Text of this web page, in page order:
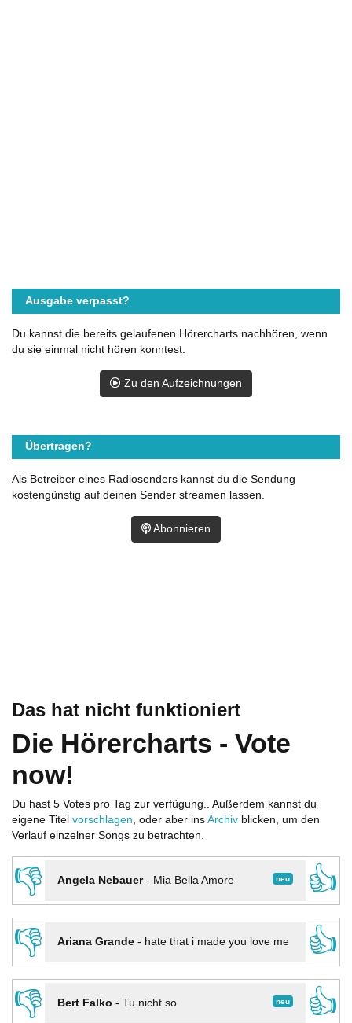
Das hat nicht funktioniert
Die Hörercharts - Vote
now!
Du hast 5 Votes pro Tag zur verfügung.. Außerdem kannst du
eigene Titel vorschlagen, oder aber ins Archiv blicken, um den
Verlauf einzelner Songs zu betrachten.
👎 neu
Angela Nebauer- Mia Bella Amore
👍
👎
Ariana Grande- hate that i made you love me
👍
👎
neu
Bert Falko - Tu nicht so
👍
Ausgabe verpasst?
Du kannst die bereits gelaufenen Hörercharts nachhören, wenn
du sie einmal nicht hören konntest.
Zu den Aufzeichnungen
Übertragen?
Als Betreiber eines Radiosenders kannst du die Sendung
kostengünstig auf deinen Sender streamen lassen.
Abonnieren